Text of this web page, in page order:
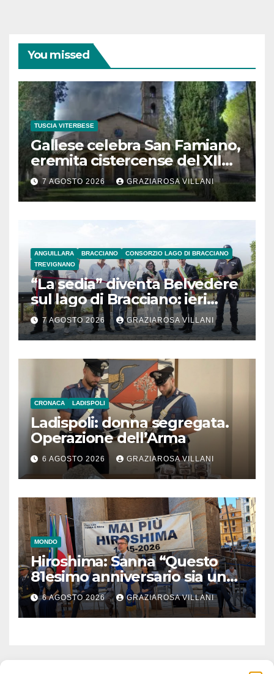
You missed
TUSCIA VITERBESE
Gallese celebra San Famiano,
eremita cistercense del XII
secolo
7 AGOSTO 2026 GRAZIAROSA VILLANI
ANGUILLARA BRACCIANO
CONSORZIO LAGO DI BRACCIANO
TREVIGNANO
“La sedia” diventa Belvedere
sul lago di Bracciano: ieri
l’inaugurazione
7 AGOSTO 2026 GRAZIAROSA VILLANI
CRONACA LADISPOLI
Ladispoli: donna segregata.
Operazione dell’Arma
6 AGOSTO 2026 GRAZIAROSA VILLANI
MONDO
Hiroshima: Sanna “Questo
81esimo anniversario sia un
monito per tutti”
6 AGOSTO 2026 GRAZIAROSA VILLANI